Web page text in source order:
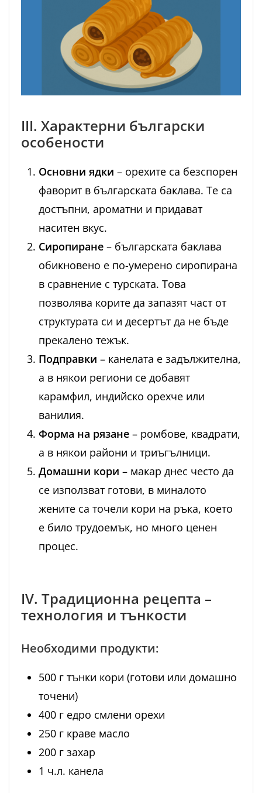
III. Характерни български
особености
Основни ядки – орехите са безспорен
фаворит в българската баклава. Те са
достъпни, ароматни и придават
наситен вкус.
Сиропиране – българската баклава
обикновено е по-умерено сиропирана
в сравнение с турската. Това
позволява корите да запазят част от
структурата си и десертът да не бъде
прекалено тежък.
Подправки – канелата е задължителна,
а в някои региони се добавят
карамфил, индийско орехче или
ванилия.
Форма на рязане – ромбове, квадрати,
а в някои райони и триъгълници.
Домашни кори – макар днес често да
се използват готови, в миналото
жените са точели кори на ръка, което
е било трудоемък, но много ценен
процес.
IV. Традиционна рецепта –
технология и тънкости
Необходими продукти:
500 г тънки кори (готови или домашно
точени)
400 г едро смлени орехи
250 г краве масло
200 г захар
1 ч.л. канела